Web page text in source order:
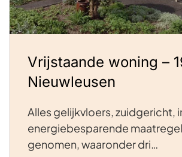
Vrijstaande woning –
Nieuwleusen
Alles gelijkvloers, zuidgericht,
energiebesparende
genomen, waaronder dri…